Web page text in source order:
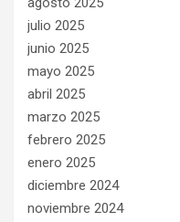
julio 2025
junio 2025
mayo 2025
abril 2025
marzo 2025
febrero 2025
enero 2025
diciembre 2024
noviembre 2024